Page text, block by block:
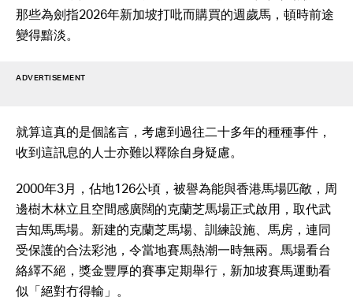
那些為劍指2026年新加坡打吡而購買的週歲馬，頓時前途
變得黯淡。
ADVERTISEMENT
就算這真的是個謠言，考慮到過往二十多年的種種事件，
收到這訊息的人士亦難以釋除自身疑慮。
2000年3月，佔地126公頃，被譽為能與香港馬場匹敵，周
邊樹木林立且空間感廣闊的克蘭芝馬場正式啟用，取代武
吉知馬馬場。新建的克蘭芝馬場、訓練設施、馬房，連同
受保護的合法彩池，令當地賽馬熱潮一時無兩。馬場看台
絡繹不絕，獎金豐厚的賽事定期舉行，新加坡賽馬運動看
似「絕對冇得輸」。